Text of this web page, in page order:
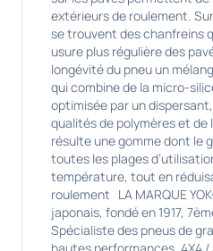
extérieurs de roulement.
se trouvent des chanfreins
usure plus régulière des
longévité du pneu un
qui combine de la micro-
optimisée par un
qualités de polymères et de
résulte une gomme dont le
toutes les plages
température, tout en
roulement LA MARQUE
japonais, fondé en 1917,
Spécialiste des pneus de